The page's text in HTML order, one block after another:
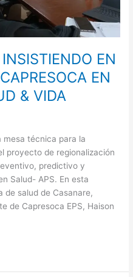
EN
EN
& VIDA
mesa técnica para la
proyecto de regionalización
predictivo y
Salud- APS. En esta
de salud de Casanare,
de Capresoca EPS, Haison